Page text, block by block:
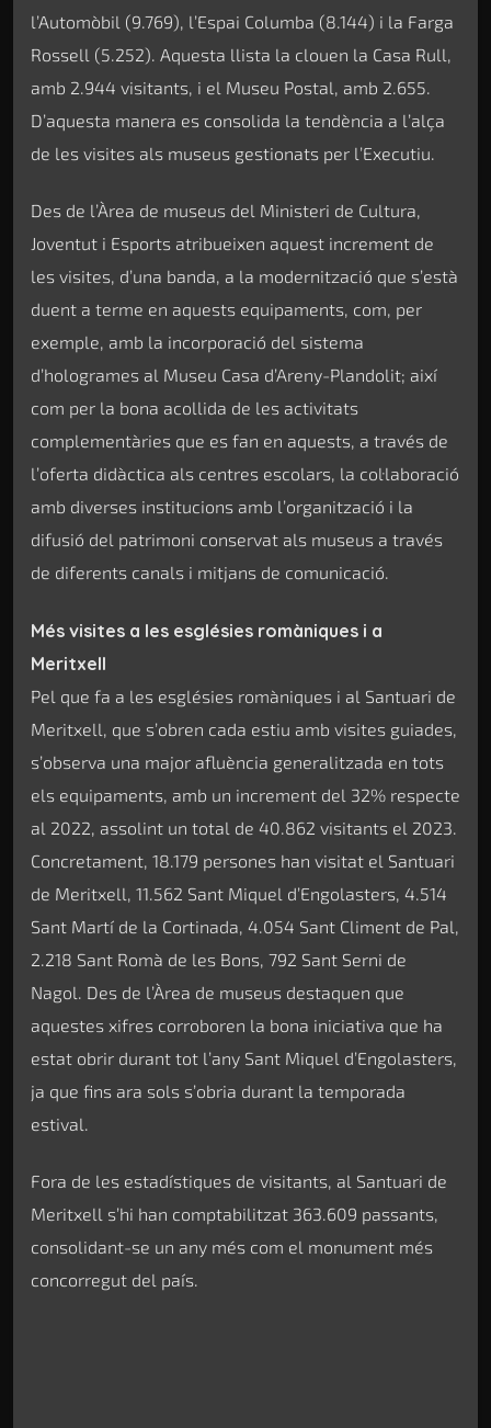
l’Automòbil (9.769), l’Espai Columba (8.144) i la Farga
Rossell (5.252). Aquesta llista la clouen la Casa Rull,
amb 2.944 visitants, i el Museu Postal, amb 2.655.
D’aquesta manera es consolida la tendència a l’alça
de les visites als museus gestionats per l’Executiu.
Des de l’Àrea de museus del Ministeri de Cultura,
Joventut i Esports atribueixen aquest increment de
les visites, d’una banda, a la modernització que s’està
duent a terme en aquests equipaments, com, per
exemple, amb la incorporació del sistema
d’hologrames al Museu Casa d’Areny-Plandolit; així
com per la bona acollida de les activitats
complementàries que es fan en aquests, a través de
l’oferta didàctica als centres escolars, la col·laboració
amb diverses institucions amb l’organització i la
difusió del patrimoni conservat als museus a través
de diferents canals i mitjans de comunicació.
Més visites a les esglésies romàniques i a
Meritxell
Pel que fa a les esglésies romàniques i al Santuari de
Meritxell, que s’obren cada estiu amb visites guiades,
s’observa una major afluència generalitzada en tots
els equipaments, amb un increment del 32% respecte
al 2022, assolint un total de 40.862 visitants el 2023.
Concretament, 18.179 persones han visitat el Santuari
de Meritxell, 11.562 Sant Miquel d’Engolasters, 4.514
Sant Martí de la Cortinada, 4.054 Sant Climent de Pal,
2.218 Sant Romà de les Bons, 792 Sant Serni de
Nagol. Des de l’Àrea de museus destaquen que
aquestes xifres corroboren la bona iniciativa que ha
estat obrir durant tot l’any Sant Miquel d’Engolasters,
ja que fins ara sols s’obria durant la temporada
estival.
Fora de les estadístiques de visitants, al Santuari de
Meritxell s’hi han comptabilitzat 363.609 passants,
consolidant-se un any més com el monument més
concorregut del país.